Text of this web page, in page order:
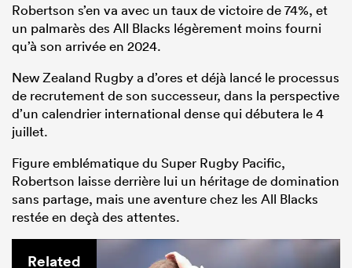
Robertson s’en va avec un taux de victoire de 74%, et
un palmarès des All Blacks légèrement moins fourni
qu’à son arrivée en 2024.
New Zealand Rugby a d’ores et déjà lancé le processus
de recrutement de son successeur, dans la perspective
d’un calendrier international dense qui débutera le 4
juillet.
Figure emblématique du Super Rugby Pacific,
Robertson laisse derrière lui un héritage de domination
sans partage, mais une aventure chez les All Blacks
restée en deçà des attentes.
Related